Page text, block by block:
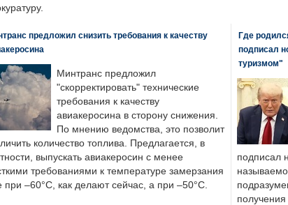
предложил снизить требования к качеству
Минтранс предложил
"скорректировать" технические
требования к качеству
авиакеросина в сторону снижения.
По мнению ведомства, это позволит
количество топлива. Предлагается, в
выпускать авиакеросин с менее
требованиями к температуре замерзания
при –60°C, как делают сейчас, а при –50°C.
Где
подписал
туризмом"
подписал